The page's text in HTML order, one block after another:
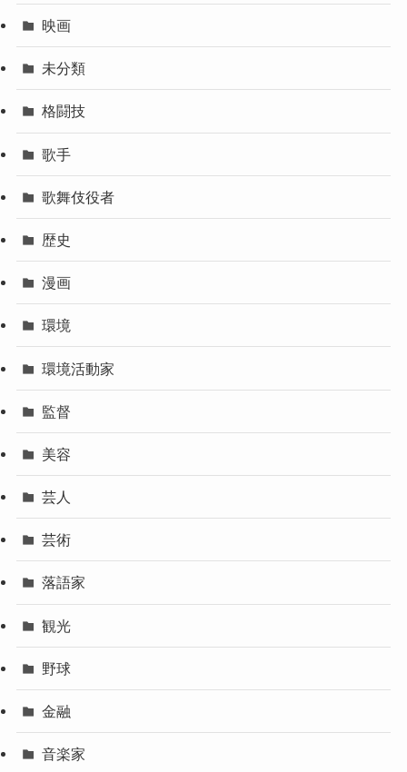
映画
未分類
格闘技
歌手
歌舞伎役者
歴史
漫画
環境
環境活動家
監督
美容
芸人
芸術
落語家
観光
野球
金融
音楽家